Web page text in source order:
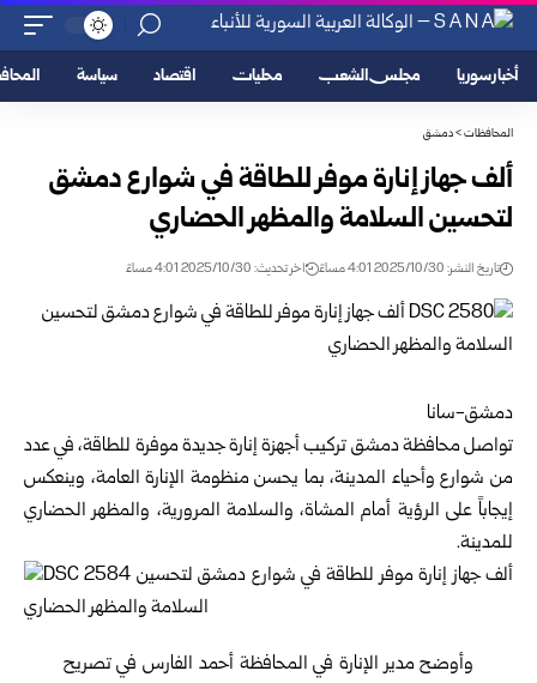
أخبار سوريا مجلس الشعب محليات اقتصاد سياسة
المحافظات>دمشق
ألف جهاز إنارة موفر للطاقة في شوارع دمشق
لتحسين السلامة والمظهر الحضاري
تاريخ النشر: 2025/10/30 4:01 مساءً اخر تحديث: 2025/10/30 4:01 مساءً
دمشق-سانا
تواصل محافظةدمشقتركيب أجهزة إنارة جديدة موفرة للطاقة، في عدد
من شوارع وأحياء المدينة، بما يحسن منظومة الإنارة العامة، وينعكس
إيجاباً على الرؤية أمام المشاة، والسلامة المرورية، والمظهر الحضاري
للمدينة.
وأوضح مدير الإنارة في المحافظة أحمد الفارس في تصريح